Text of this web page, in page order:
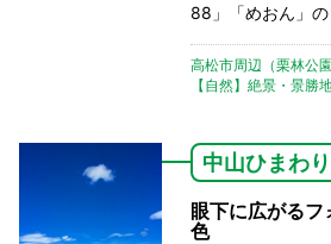
88」「めおん」の
高松市周辺（栗林公
【自然】絶景・景勝
中山ひまわ
眼下に広がる
色